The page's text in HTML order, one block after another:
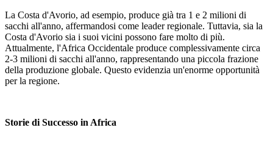
La Costa d'Avorio, ad esempio, produce già tra 1 e 2 milioni di
sacchi all'anno, affermandosi come leader regionale. Tuttavia, sia la
Costa d'Avorio sia i suoi vicini possono fare molto di più.
Attualmente, l'Africa Occidentale produce complessivamente circa
2-3 milioni di sacchi all'anno, rappresentando una piccola frazione
della produzione globale. Questo evidenzia un'enorme opportunità
per la regione.
Storie di Successo in Africa